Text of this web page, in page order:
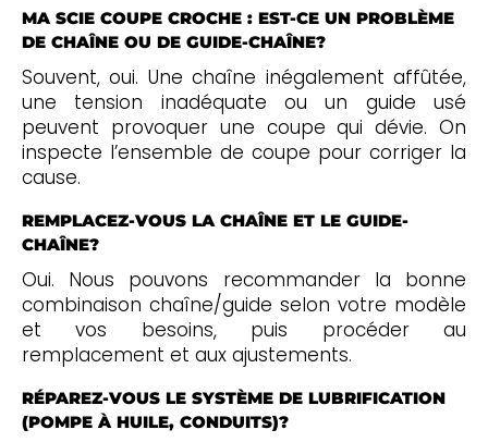
MA SCIE COUPE CROCHE : EST-CE UN PROBLÈME
DE CHAÎNE OU DE GUIDE-CHAÎNE?
Souvent, oui. Une chaîne inégalement affûtée,
une tension inadéquate ou un guide usé
peuvent provoquer une coupe qui dévie. On
inspecte l’ensemble de coupe pour corriger la
cause.
REMPLACEZ-VOUS LA CHAÎNE ET LE GUIDE-
CHAÎNE?
Oui. Nous pouvons recommander la bonne
combinaison chaîne/guide selon votre modèle
et vos besoins, puis procéder au
remplacement et aux ajustements.
RÉPAREZ-VOUS LE SYSTÈME DE LUBRIFICATION
(POMPE À HUILE, CONDUITS)?